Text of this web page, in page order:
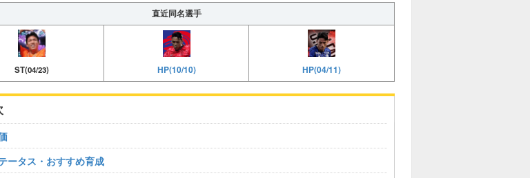
直近同名選手
ST(04/23) HP(10/10) HP(04/11)
ータス・おすすめ育成